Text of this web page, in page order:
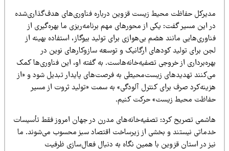
حفاظت محیط زیست قزوین درباره فناوری‌های هدف‌گذاری‌شده
این مسیر گفت: یکی از محورهای مهم برنامه‌ریزی ما بهره‌گیری از
مانند هضم بی‌هوازی برای تولید بیوگاز، استفاده بهینه از
برای تولید کودهای ارگانیک و توسعه سازوکارهای نوین در
از خروجی تصفیه‌خانه‌هاست. به گفته او، این فناوری‌ها کمک
تهدیدهای زیست‌محیطی به فرصت‌های پایدار تبدیل شود و «از
صرف برای کنترل آلودگی» به سمت «تولید ثروت از مسیر
محیط زیست» حرکت کنیم.
تصریح کرد: تصفیه‌خانه‌های مدرن در جهان امروز فقط تأسیسات
نیستند و بخشی از زیرساخت اقتصاد سبز محسوب می‌شوند. ما
در استان قزوین با همین نگاه به دنبال فعال‌سازی ظرفیت